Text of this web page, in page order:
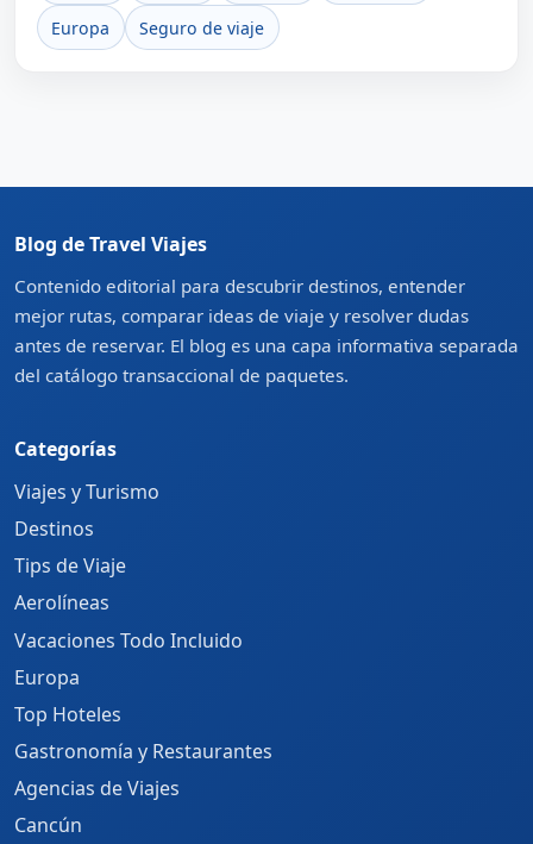
Europa
Seguro de viaje
Blog de Travel Viajes
Contenido editorial para descubrir destinos, entender
mejor rutas, comparar ideas de viaje y resolver dudas
antes de reservar. El blog es una capa informativa separada
del catálogo transaccional de paquetes.
Categorías
Viajes y Turismo
Destinos
Tips de Viaje
Aerolíneas
Vacaciones Todo Incluido
Europa
Top Hoteles
Gastronomía y Restaurantes
Agencias de Viajes
Cancún